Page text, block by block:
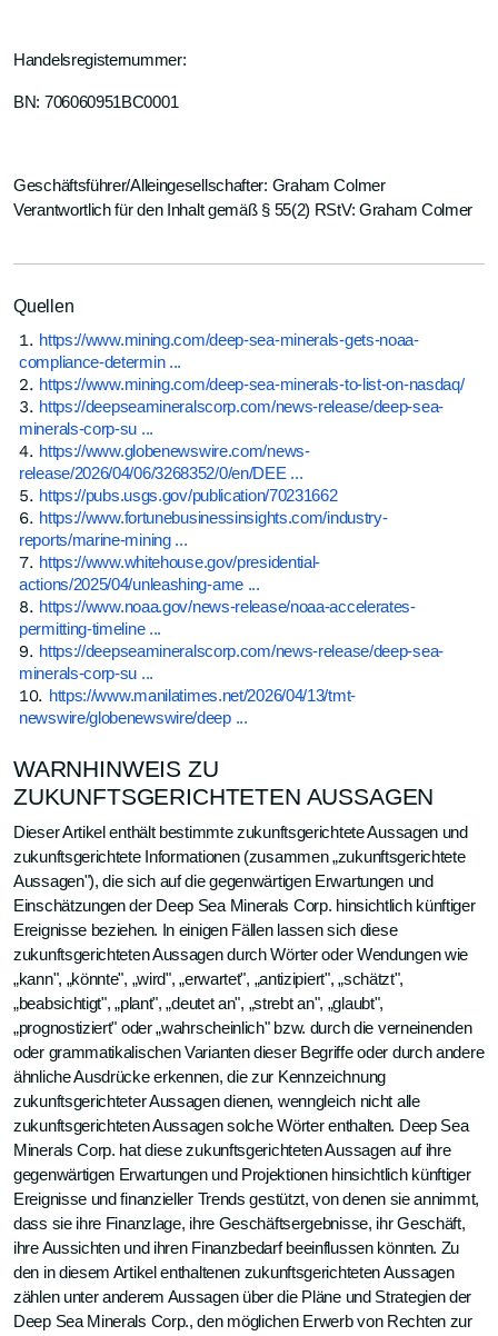
Handelsregisternummer:
BN: 706060951BC0001
Geschäftsführer/Alleingesellschafter: Graham Colmer
Verantwortlich für den Inhalt gemäß § 55(2) RStV: Graham Colmer
Quellen
https://www.mining.com/deep-sea-minerals-gets-noaa-
compliance-determin ...
https://www.mining.com/deep-sea-minerals-to-list-on-nasdaq/
https://deepseamineralscorp.com/news-release/deep-sea-
minerals-corp-su ...
https://www.globenewswire.com/news-
release/2026/04/06/3268352/0/en/DEE ...
https://pubs.usgs.gov/publication/70231662
https://www.fortunebusinessinsights.com/industry-
reports/marine-mining ...
https://www.whitehouse.gov/presidential-
actions/2025/04/unleashing-ame ...
https://www.noaa.gov/news-release/noaa-accelerates-
permitting-timeline ...
https://deepseamineralscorp.com/news-release/deep-sea-
minerals-corp-su ...
https://www.manilatimes.net/2026/04/13/tmt-
newswire/globenewswire/deep ...
WARNHINWEIS ZU
ZUKUNFTSGERICHTETEN AUSSAGEN
Dieser Artikel enthält bestimmte zukunftsgerichtete Aussagen und
zukunftsgerichtete Informationen (zusammen „zukunftsgerichtete
Aussagen"), die sich auf die gegenwärtigen Erwartungen und
Einschätzungen der Deep Sea Minerals Corp. hinsichtlich künftiger
Ereignisse beziehen. In einigen Fällen lassen sich diese
zukunftsgerichteten Aussagen durch Wörter oder Wendungen wie
„kann", „könnte", „wird", „erwartet", „antizipiert", „schätzt",
„beabsichtigt", „plant", „deutet an", „strebt an", „glaubt",
„prognostiziert" oder „wahrscheinlich" bzw. durch die verneinenden
oder grammatikalischen Varianten dieser Begriffe oder durch andere
ähnliche Ausdrücke erkennen, die zur Kennzeichnung
zukunftsgerichteter Aussagen dienen, wenngleich nicht alle
zukunftsgerichteten Aussagen solche Wörter enthalten. Deep Sea
Minerals Corp. hat diese zukunftsgerichteten Aussagen auf ihre
gegenwärtigen Erwartungen und Projektionen hinsichtlich künftiger
Ereignisse und finanzieller Trends gestützt, von denen sie annimmt,
dass sie ihre Finanzlage, ihre Geschäftsergebnisse, ihr Geschäft,
ihre Aussichten und ihren Finanzbedarf beeinflussen könnten. Zu
den in diesem Artikel enthaltenen zukunftsgerichteten Aussagen
zählen unter anderem Aussagen über die Pläne und Strategien der
Deep Sea Minerals Corp., den möglichen Erwerb von Rechten zur